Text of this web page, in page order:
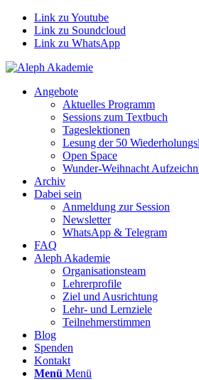
Link zu Youtube
Link zu Soundcloud
Link zu WhatsApp
Angebote
Aktuelles Programm
Sessions zum Textbuch
Tageslektionen
Lesung der 50
Open Space
Wunder-Weihnacht
Archiv
Dabei sein
Anmeldung zur Session
Newsletter
WhatsApp & Telegram
FAQ
Aleph Akademie
Organisationsteam
Lehrerprofile
Ziel und Ausrichtung
Lehr- und Lernziele
Teilnehmerstimmen
Blog
Spenden
Kontakt
Menü Menü